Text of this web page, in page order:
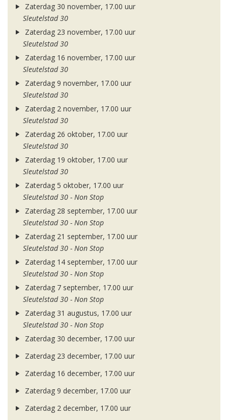
Zaterdag 30 november, 17.00 uur
Sleutelstad 30
Zaterdag 23 november, 17.00 uur
Sleutelstad 30
Zaterdag 16 november, 17.00 uur
Sleutelstad 30
Zaterdag 9 november, 17.00 uur
Sleutelstad 30
Zaterdag 2 november, 17.00 uur
Sleutelstad 30
Zaterdag 26 oktober, 17.00 uur
Sleutelstad 30
Zaterdag 19 oktober, 17.00 uur
Sleutelstad 30
Zaterdag 5 oktober, 17.00 uur
Sleutelstad 30 - Non Stop
Zaterdag 28 september, 17.00 uur
Sleutelstad 30 - Non Stop
Zaterdag 21 september, 17.00 uur
Sleutelstad 30 - Non Stop
Zaterdag 14 september, 17.00 uur
Sleutelstad 30 - Non Stop
Zaterdag 7 september, 17.00 uur
Sleutelstad 30 - Non Stop
Zaterdag 31 augustus, 17.00 uur
Sleutelstad 30 - Non Stop
Zaterdag 30 december, 17.00 uur
Zaterdag 23 december, 17.00 uur
Zaterdag 16 december, 17.00 uur
Zaterdag 9 december, 17.00 uur
Zaterdag 2 december, 17.00 uur